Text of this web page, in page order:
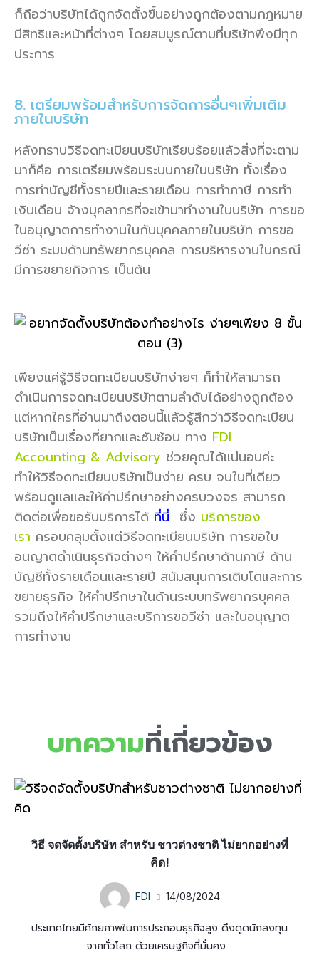
ก็ถือว่าบริษัทได้ถูกจัดตั้งขึ้นอย่างถูกต้องตามกฎหมาย
มีสิทธิและหน้าที่ต่างๆ โดยสมบูรณ์ตามที่บริษัทพึงมีทุก
ประการ
8. เตรียมพร้อมสำหรับการจัดการอื่นๆเพิ่มเติม
ภายในบริษัท
หลังทราบวิธีจดทะเบียนบริษัทเรียบร้อยแล้วสิ่งที่จะตาม
มาก็คือ การเตรียมพร้อมระบบภายในบริษัท ทั้งเรื่อง
การทำบัญชีทั้งรายปีและรายเดือน การทำภาษี การทำ
เงินเดือน จ้างบุคลากรที่จะเข้ามาทำงานในบริษัท การขอ
ใบอนุญาตการทำงานในกับบุคคลภายในบริษัท การขอ
วีซ่า ระบบด้านทรัพยากรบุคคล การบริหารงานในกรณี
มีการขยายกิจการ เป็นต้น
เพียงแค่รู้วิธีจดทะเบียนบริษัทง่ายๆ ก็ทำให้สามารถ
ดำเนินการจดทะเบียนบริษัทตามลำดับได้อย่างถูกต้อง
แต่หากใครที่อ่านมาถึงตอนนี้แล้วรู้สึกว่าวิธีจดทะเบียน
บริษัทเป็นเรื่องที่ยากและซับซ้อน ทาง FDI
Accounting & Advisory ช่วยคุณได้แน่นอนค่ะ
ทำให้วิธีจดทะเบียนบริษัทเป็นง่าย ครบ จบในที่เดียว
พร้อมดูแลและให้คำปรึกษาอย่างครบวงจร สามารถ
ติดต่อเพื่อขอรับบริการได้ ที่นี่ ซึ่ง บริการของ
เรา ครอบคลุมตั้งแต่วิธีจดทะเบียนบริษัท การขอใบ
อนญาตดำเนินธุรกิจต่างๆ ให้คำปรึกษาด้านภาษี ด้าน
บัญชีทั้งรายเดือนและรายปี สนัมสนุนการเติบโตและการ
ขยายธุรกิจ ให้คำปรึกษาในด้านระบบทรัพยากรบุคคล
รวมถึงให้คำปรึกษาและบริการขอวีซ่า และใบอนุญาต
การทำงาน
บทความที่เกี่ยวข้อง
วิธี จดจัดตั้งบริษัท สำหรับ ชาวต่างชาติ ไม่ยากอย่างที่
คิด!
FDI 14/08/2024
ประเทศไทยมีศักยภาพในการประกอบธุรกิจสูง ดึงดูดนักลงทุน
จากทั่วโลก ด้วยเศรษฐกิจที่มั่นคง...